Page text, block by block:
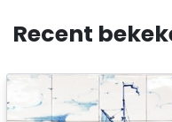
Recent